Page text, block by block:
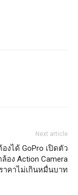
Next article
งได้ GoPro เปิดตัว
ล้อง Action Camera
ราคาไม่เกินหมื่นบาท